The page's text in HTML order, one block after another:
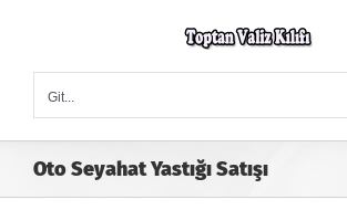
Git...
Oto Seyahat Yastığı Satışı